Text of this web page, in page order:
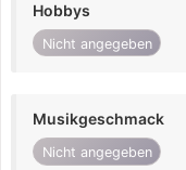
Hobbys
Nicht angegeben
Musikgeschmack
Nicht angegeben